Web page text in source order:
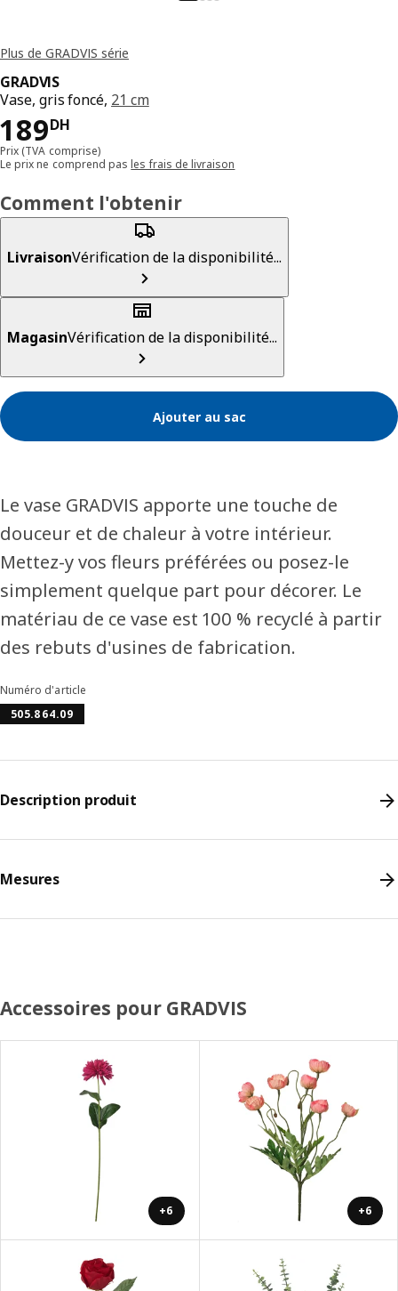
Plus de GRADVIS série
GRADVIS
Vase, gris foncé, 21 cm
189DH
189DH
Prix (TVA comprise)
Le prix ne comprend pasles frais de livraison
Comment l'obtenir
LivraisonVérification de la disponibilité...
MagasinVérification de la disponibilité...
Ajouter au sac
Le vase GRADVIS apporte une touche de
douceur et de chaleur à votre intérieur.
Mettez-y vos fleurs préférées ou posez-le
simplement quelque part pour décorer. Le
matériau de ce vase est 100 % recyclé à partir
des rebuts d'usines de fabrication.
Numéro d'article
505.864.09
Description produit
Mesures
Accessoires pour GRADVIS
+6 +6